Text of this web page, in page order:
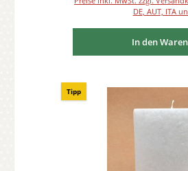
DE, AUT, ITA
In den
Tipp